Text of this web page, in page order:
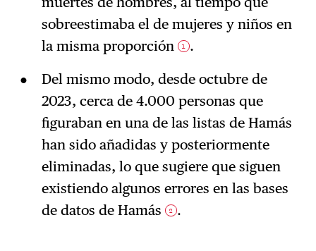
sobreestimaba el de mujeres y niños en
la misma proporción
1 .
Del mismo modo, desde octubre de
2023, cerca de 4.000 personas que
figuraban en una de las listas de Hamás
han sido añadidas y posteriormente
eliminadas, lo que sugiere que siguen
existiendo algunos errores en las bases
de datos de Hamás
2 .